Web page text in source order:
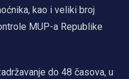
kao i veliki broj
MUP-a Republike
do 48 časova, u